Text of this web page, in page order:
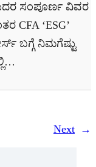
ಸಂಪೂರ್ಣ ವಿವರ
CFA ‘ESG’
ಬಗ್ಗೆ ನಿಮಗೆಷ್ಟು
Next →